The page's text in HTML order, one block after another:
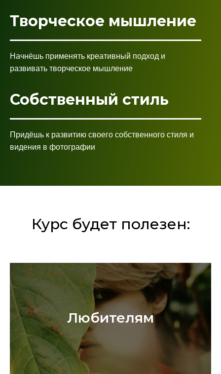
Творческое мышление
Начнёшь применять креативный подход и
развивать творческое мышление
Собственный стиль
Придёшь к развитию своего собственного стиля и
видения в фотографии
Курс будет полезен:
Любителям